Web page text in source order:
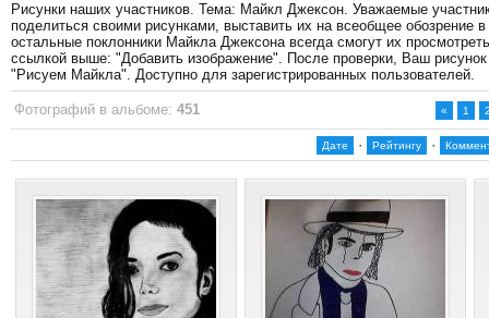
Рисунки наших участников. Тема: Майкл Джексон. Уважаемые
поделиться своими рисунками, выставить их на всеобщее обозрение
остальные поклонники Майкла Джексона всегда смогут их
ссылкой выше: "Добавить изображение". После проверки, Ваш рисунок
"Рисуем Майкла". Доступно для зарегистрированных пользователей.
Фотографий в альбоме: 451 « 1
Дате · Рейтингу ·